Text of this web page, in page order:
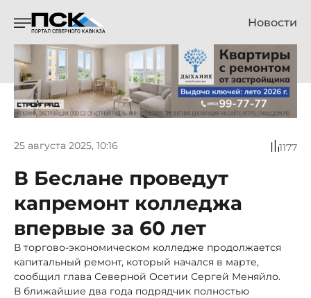
Новости
25 августа 2025, 10:16 1177
В Беслане проведут
капремонт колледжа
впервые за 60 лет
В торгово-экономическом колледже продолжается
капитальный ремонт, который начался в марте,
сообщил глава Северной Осетии Сергей Меняйло.
В ближайшие два года подрядчик полностью